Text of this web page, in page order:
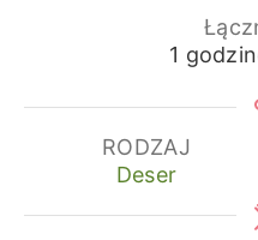
1
RODZAJ
Deser